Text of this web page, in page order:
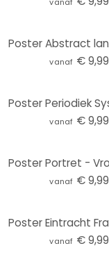
vanaf € 9,99
vanaf € 9,99
vanaf € 9,99
vanaf € 9,99